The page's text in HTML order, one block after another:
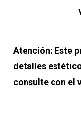
Atención: Este
detalles
consulte con el